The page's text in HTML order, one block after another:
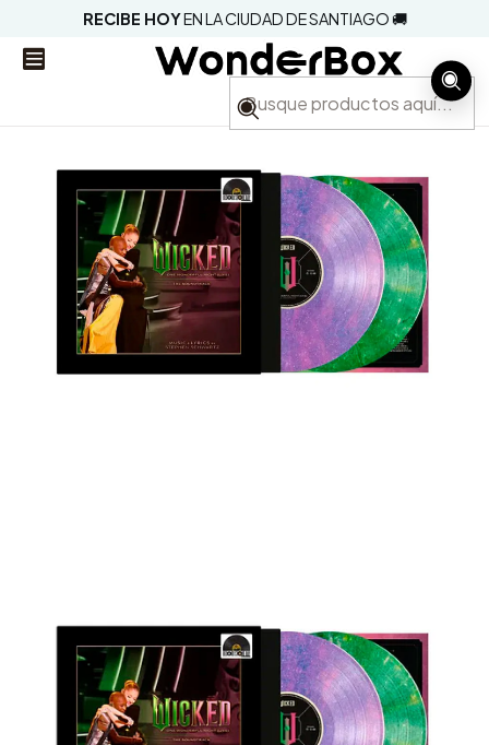
RECIBE HOYEN LA CIUDAD DE SANTIAGO 🚚